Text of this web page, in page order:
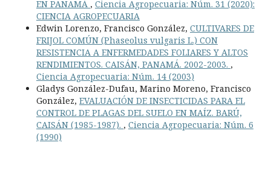
EN PANAMÁ , Ciencia Agropecuaria: Núm. 31 (2020):
CIENCIA AGROPECUARIA
Edwin Lorenzo, Francisco González, CULTIVARES DE
FRIJOL COMÚN (Phaseolus vulgaris L.) CON
RESISTENCIA A ENFERMEDADES FOLIARES Y ALTOS
RENDIMIENTOS. CAISÁN, PANAMÁ. 2002-2003. ,
Ciencia Agropecuaria: Núm. 14 (2003)
Gladys González-Dufau, Marino Moreno, Francisco
González, EVALUACIÓN DE INSECTICIDAS PARA EL
CONTROL DE PLAGAS DEL SUELO EN MAÍZ. BARÚ,
CAISÁN (1985-1987). , Ciencia Agropecuaria: Núm. 6
(1990)